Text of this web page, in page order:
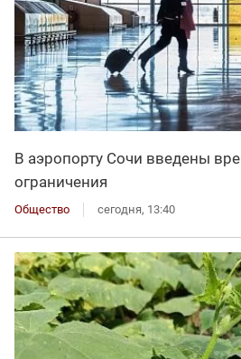
В аэропорту Сочи введены
ограничения
Общество сегодня, 13:40